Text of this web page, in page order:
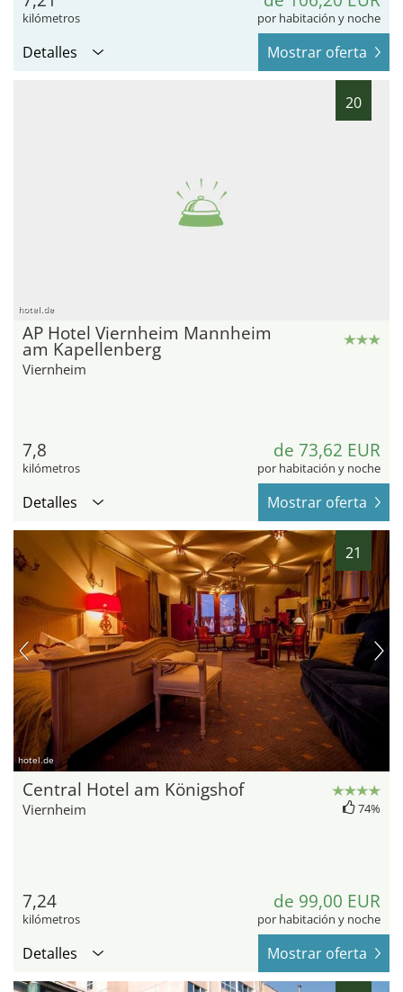
kilómetros por habitación y noche
Detalles Mostrar oferta
20
hotel.de
AP Hotel Viernheim Mannheim
am Kapellenberg
Viernheim
7,8
kilómetros
de 73,62 EUR
por habitación y noche
Detalles Mostrar oferta
21
hotel.de
Central Hotel am Königshof
Viernheim 74%
7,24
kilómetros
de 99,00 EUR
por habitación y noche
Detalles Mostrar oferta